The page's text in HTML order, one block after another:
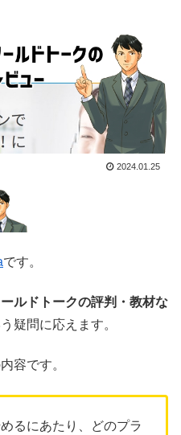
2024.01.25
です。
ルドトークの評判・教材な
疑問に応えます。
容です。
るにあたり、どのプラ